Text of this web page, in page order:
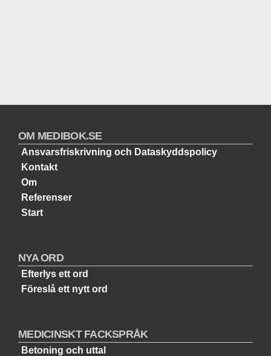
OM MEDIBOK.SE
Ansvarsfriskrivning och Dataskyddspolicy
Kontakt
Om
Referenser
Start
NYA ORD
Efterlys ett ord
Föreslå ett nytt ord
MEDICINSKT FACKSPRÅK
Betoning och uttal